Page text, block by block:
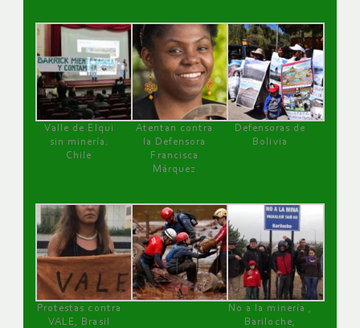
Valle de Elqui
sin minería.
Chile
Atentan contra
la Defensora
Francisca
Márquez
Defensoras de
Bolivia
Protestas contra
VALE, Brasil
No a la minería ,
Bariloche,